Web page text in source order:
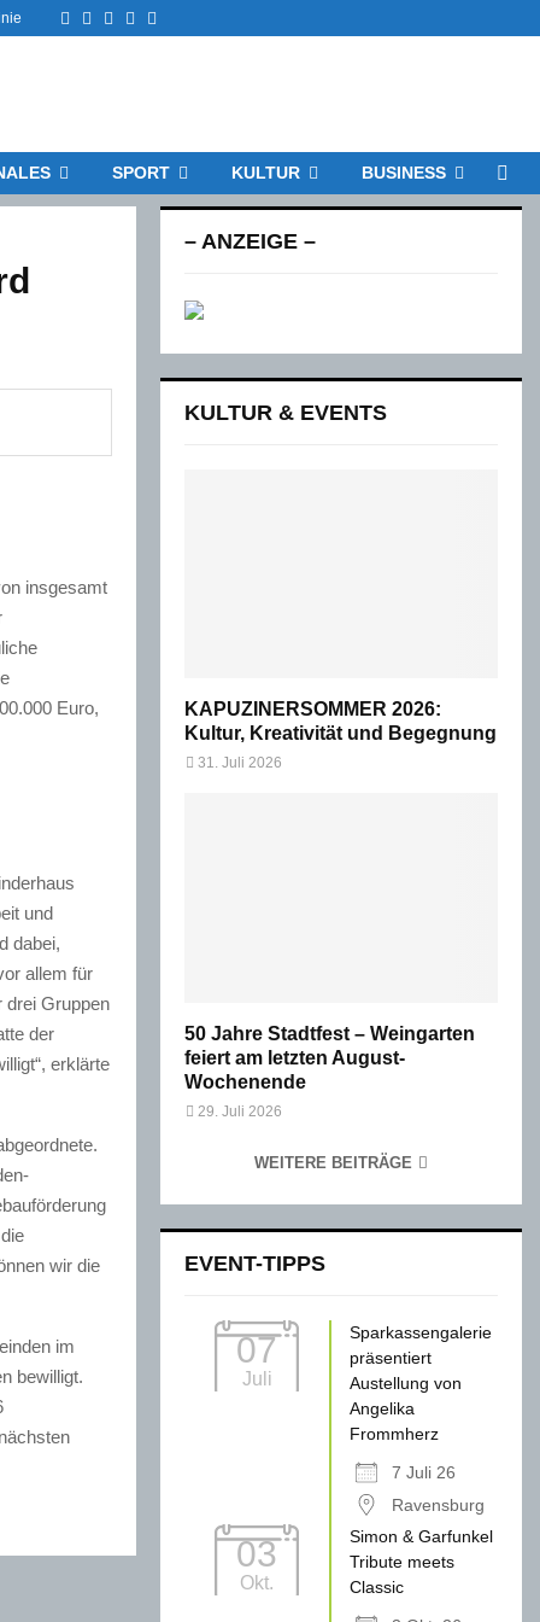
Facebook
TwitterInstagram
Email
SPORT KULTUR BUSINESS
insgesamt
Euro,
und
dabei,
allem für
drei Gruppen
der
erklärte
wir die
im
bewilligt.
– ANZEIGE –
KULTUR & EVENTS
KAPUZINERSOMMER 2026:
Kultur, Kreativität und Begegnung
31. Juli 2026
50 Jahre Stadtfest – Weingarten
feiert am letzten August-
Wochenende
29. Juli 2026
WEITERE BEITRÄGE
EVENT-TIPPS
07
Juli
Sparkassengalerie
präsentiert
Austellung von
Angelika
Frommherz
7 Juli 26
Ravensburg
03
Okt.
Simon & Garfunkel
Tribute meets
Classic